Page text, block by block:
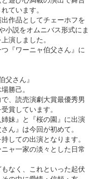
ています。
作品としてチェーホフを
小説をオムニバス形式にま
演しました。
『ワーニャ伯父さん』に
父さん』
勝己。
、読売演劇大賞最優秀男
賞しています。
妹』と『桜の園』に出演
ん』は今回が初めて。
しての出演となります。
ャ一家の淡々とした日常
なく、これといった起伏